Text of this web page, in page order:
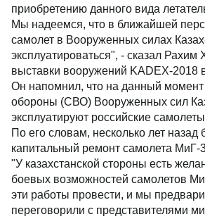
приобретению данного вида
Мы надеемся, что в ближайшей
самолет в Вооруженных силах
эксплуатироваться", - сказал Рахим
выставки вооружений KADEX-2018
Он напомнил, что на данный
обороны (СВО) Вооруженных сил
эксплуатируют российские
По его словам, несколько лет
капитальный ремонт самолета МиГ-
"У казахстанской стороны есть
боевых возможностей самолетов
эти работы провести, и мы
переговорили с представителями